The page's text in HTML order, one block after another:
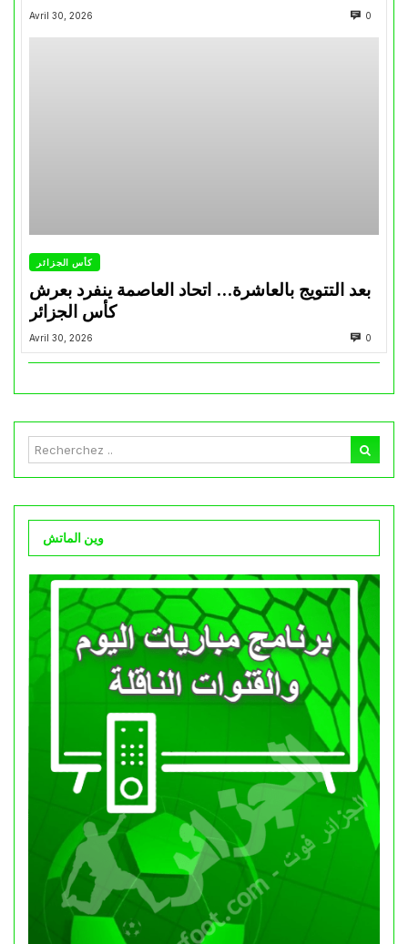
Avril 30, 2026 0
كأس الجزائر
بعد التتويج بالعاشرة… اتحاد العاصمة ينفرد بعرش
كأس الجزائر
Avril 30, 2026 0
وين الماتش